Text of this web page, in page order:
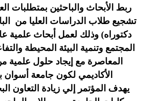
ربط الأبحاث والباحثين بمتطلبات
تشجيع طلاب الدراسات العليا من
دكتوراه) وذلك لعمل أبحاث علمية
المجتمع وتنمية البيئة المحيطة
المعاصرة مع إيجاد حلول علمية
الأكاديمي لكون جامعة أسوان
يهدف المؤتمر إلي زيادة التعاون